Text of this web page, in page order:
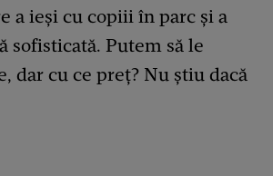
a ieși cu copiii în parc și a
sofisticată. Putem să le
dar cu ce preț? Nu știu dacă